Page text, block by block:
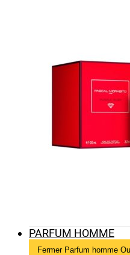
PARFUM HOMME
Fermer Parfum homme